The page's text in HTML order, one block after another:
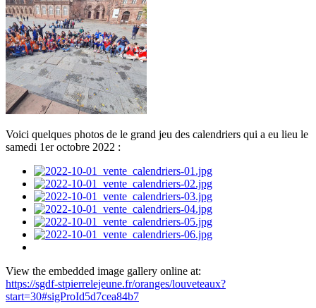
Voici quelques photos de le grand jeu des calendriers qui a eu lieu le
samedi 1er octobre 2022 :
View the embedded image gallery online at:
https://sgdf-stpierrelejeune.fr/oranges/louveteaux?
start=30#sigProId5d7cea84b7